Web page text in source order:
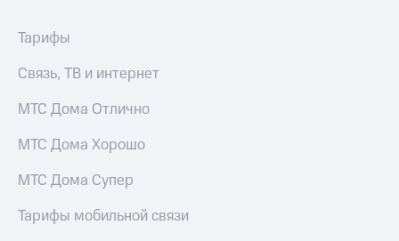
ТВ
Перейти
в МТС
со своим
номером
Поддержка
и подписки
и многое
группа
Скидка
на тарифы,
общие
подписки
Тарифы
Связь, ТВ и интернет
МТС Дома Отлично
МТС Дома Хорошо
МТС Дома Супер
Тарифы мобильной связи